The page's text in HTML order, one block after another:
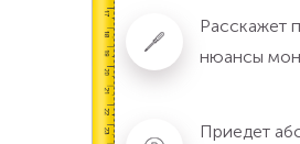
Расскажет
нюансы
Приедет